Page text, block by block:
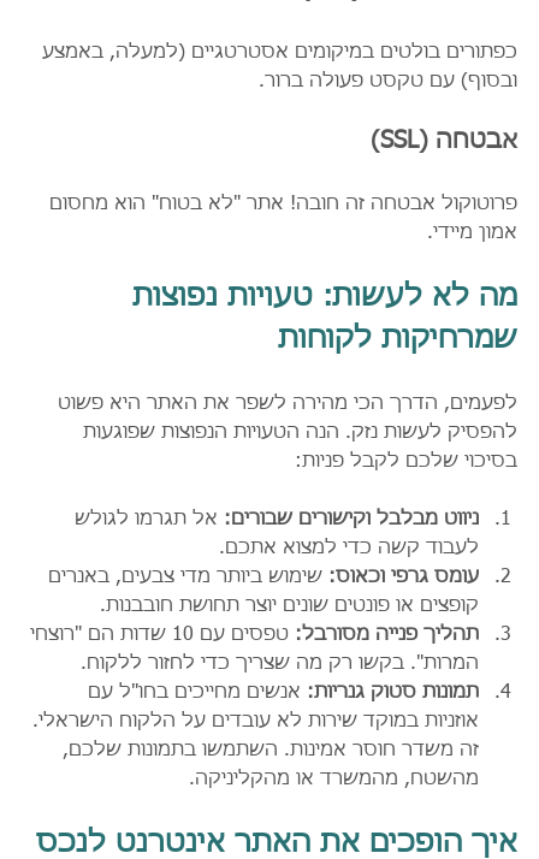
כפתורים בולטים במיקומים אסטרטגיים (למעלה, באמצע
ובסוף) עם טקסט פעולה ברור.
אבטחה (SSL)
פרוטוקול אבטחה זה חובה! אתר "לא בטוח" הוא מחסום
אמון מיידי.
מה לא לעשות: טעויות נפוצות
שמרחיקות לקוחות
לפעמים, הדרך הכי מהירה לשפר את האתר היא פשוט
להפסיק לעשות נזק. הנה הטעויות הנפוצות שפוגעות
בסיכוי שלכם לקבל פניות:
ניווט מבלבל וקישורים שבורים: אל תגרמו לגולש
לעבוד קשה כדי למצוא אתכם.
עומס גרפי וכאוס: שימוש ביותר מדי צבעים, באנרים
קופצים או פונטים שונים יוצר תחושת חובבנות.
תהליך פנייה מסורבל:
טפסים עם 10 שדות הם "רוצחי
המרות". בקשו רק מה שצריך כדי לחזור ללקוח.
תמונות סטוק גנריות: אנשים מחייכים בחו"ל עם
אוזניות במוקד שירות לא עובדים על הלקוח הישראלי.
זה משדר חוסר אמינות. השתמשו בתמונות שלכם,
מהשטח, מהמשרד או מהקליניקה.
איך הופכים את האתר אינטרנט לנכס